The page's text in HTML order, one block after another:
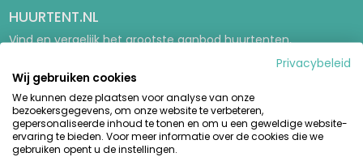
HUURTENT.NL
Vind en vergelijk het grootste aanbod huurtenten,
stacaravans en glamping-accommodaties op de mooiste
campings in Europa. Betrouwbaar boeken direct bij de
aanbieder.
GIDSEN & INSPIRATIE
Glampinggids
Privacybeleid
Wij gebruiken cookies
We kunnen deze plaatsen voor analyse van onze
bezoekersgegevens, om onze website te verbeteren,
gepersonaliseerde inhoud te tonen en om u een geweldige website-
ervaring te bieden. Voor meer informatie over de cookies die we
gebruiken opent u de instellingen.